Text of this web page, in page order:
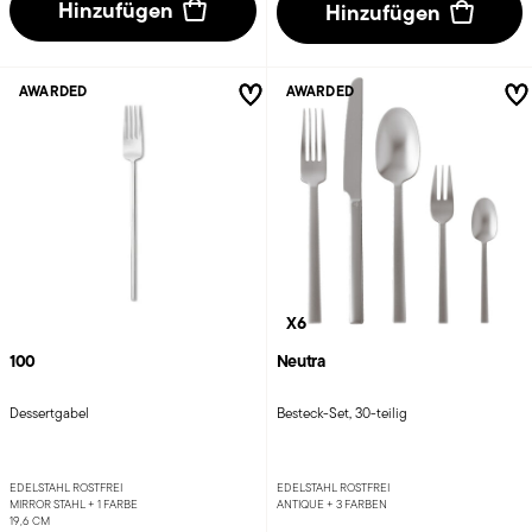
Hinzufügen Hinzufügen
100
Dessertgabel
EDELSTAHL ROSTFREI
MIRROR STAHL + 1 FARBE
19,6 CM
AWARDED
X6
Neutra
Besteck-Set, 30-teilig
EDELSTAHL ROSTFREI
ANTIQUE + 3 FARBEN
AWARDED